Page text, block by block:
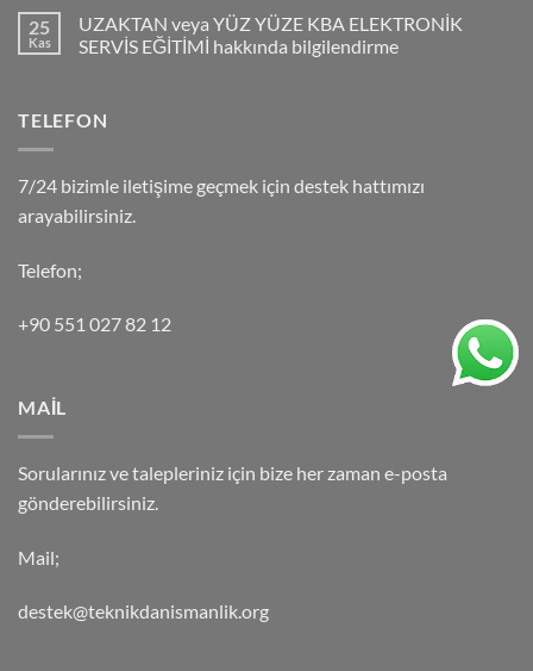
25
Kas
UZAKTAN veya YÜZ YÜZE KBA ELEKTRONİK
SERVİS EĞİTİMİ hakkında bilgilendirme
TELEFON
7/24 bizimle iletişime geçmek için destek hattımızı
arayabilirsiniz.
Telefon;
+90 551 027 82 12
MAİL
Sorularınız ve talepleriniz için bize her zaman e-posta
gönderebilirsiniz.
Mail;
destek@teknikdanismanlik.org